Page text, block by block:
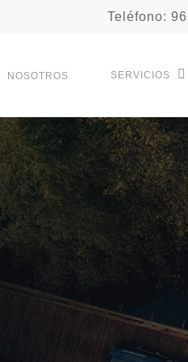
Teléfono:
NOSOTROS SERVICIOS